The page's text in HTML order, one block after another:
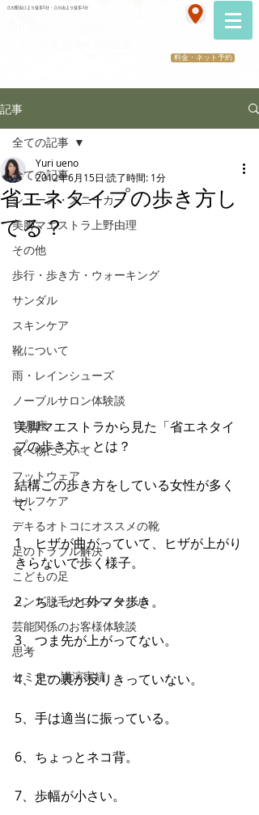
立川駅南口より徒歩5分・立川南より徒歩3分
料金・ネット予約
記事
全ての記事
シューズ・スニーカー
美脚マエストラ上野由理
その他
歩行・歩き方・ウォーキング
サンダル
スキンケア
靴について
雨・レインシューズ
ノーブルサロン体験談
12星座
食べ物について
フットウェア
セルフケア
デキるオトコにオススメの靴
足のトラブル解決
こどもの足
メンズ脱毛サロンノーブル
芸能関係のお客様体験談
思考
セミナー 講演実績
全ての記事
省エネタイプの歩き方し
てる？
Yuri ueno
2012年6月15日 読了時間: 1分
美脚マエストラから見た「省エネタイ
プの歩き方」とは？
結構この歩き方をしている女性が多く
て、
1、ヒザが曲がっていて、ヒザが上がり
きらないで歩く様子。
2、ちょっと外マタ歩き。
3、つま先が上がってない。
4、足の裏が反りきっていない。
5、手は適当に振っている。
6、ちょっとネコ背。
7、歩幅が小さい。